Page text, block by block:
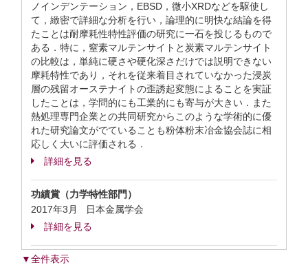
ノインデンテーション，EBSD，微小XRDなどを駆使し
て，緻密で詳細な分析を行い，論理的に明快な結論を得
たことは耐摩耗性特性評価の研究に一石を投じるもので
ある．特に，窒素マルテンサイトと炭素マルテンサイト
の比較は，単純に硬さや硬化深さだけでは説明できない
摩耗特性であり，それを従来着目されていなかった浸炭
層の残留オーステナイトの歪誘起変態によることを実証
したことは，学問的にも工業的にも寄与が大きい．また
熱処理専門企業との共同研究からこのような学術的に優
れた研究論文がでていることも粉体粉末冶金協会誌に相
応しく大いに評価される．
詳細を見る
功績賞（力学特性部門）
2017年3月 日本金属学会
詳細を見る
▼全件表示